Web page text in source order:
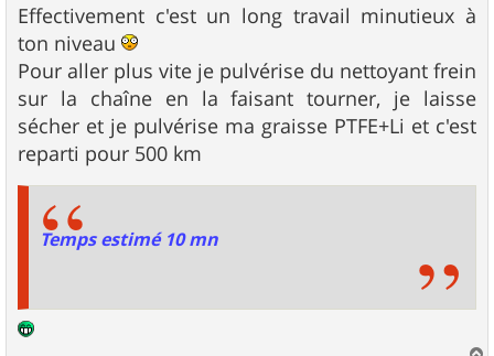
s
s
a
g
e
Effectivement c'est un long travail minutieux à
ton niveau
Pour aller plus vite je pulvérise du nettoyant frein
sur la chaîne en la faisant tourner, je laisse
sécher et je pulvérise ma graisse PTFE+Li et c'est
reparti pour 500 km
Temps estimé 10 mn